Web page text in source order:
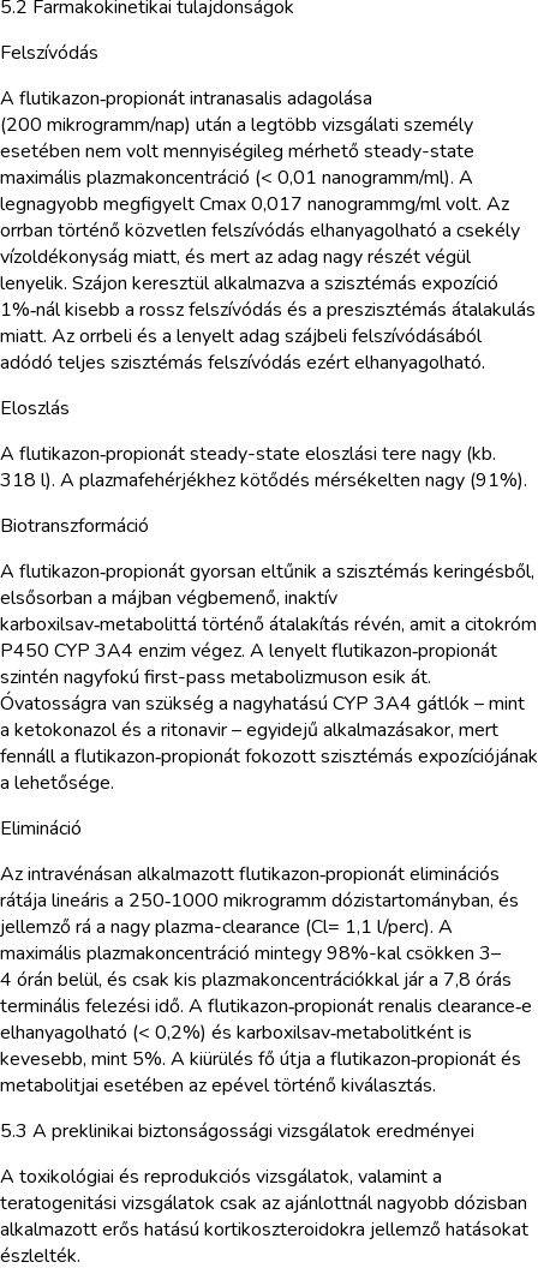
5.2 Farmakokinetikai tulajdonságok
Felszívódás
A flutikazon‑propionát intranasalis adagolása
(200 mikrogramm/nap) után a legtöbb vizsgálati személy
esetében nem volt mennyiségileg mérhető steady-state
maximális plazmakoncentráció (< 0,01 nanogramm/ml). A
legnagyobb megfigyelt Cmax 0,017 nanogrammg/ml volt. Az
orrban történő közvetlen felszívódás elhanyagolható a csekély
vízoldékonyság miatt, és mert az adag nagy részét végül
lenyelik. Szájon keresztül alkalmazva a szisztémás expozíció
1%‑nál kisebb a rossz felszívódás és a preszisztémás átalakulás
miatt. Az orrbeli és a lenyelt adag szájbeli felszívódásából
adódó teljes szisztémás felszívódás ezért elhanyagolható.
Eloszlás
A flutikazon‑propionát steady-state eloszlási tere nagy (kb.
318 l). A plazmafehérjékhez kötődés mérsékelten nagy (91%).
Biotranszformáció
A flutikazon‑propionát gyorsan eltűnik a szisztémás keringésből,
elsősorban a májban végbemenő, inaktív
karboxilsav‑metabolittá történő átalakítás révén, amit a citokróm
P450 CYP 3A4 enzim végez. A lenyelt flutikazon‑propionát
szintén nagyfokú first-pass metabolizmuson esik át.
Óvatosságra van szükség a nagyhatású CYP 3A4 gátlók – mint
a ketokonazol és a ritonavir – egyidejű alkalmazásakor, mert
fennáll a flutikazon‑propionát fokozott szisztémás expozíciójának
a lehetősége.
Elimináció
Az intravénásan alkalmazott flutikazon‑propionát eliminációs
rátája lineáris a 250‑1000 mikrogramm dózistartományban, és
jellemző rá a nagy plazma-clearance (Cl= 1,1 l/perc). A
maximális plazmakoncentráció mintegy 98%-kal csökken 3–
4 órán belül, és csak kis plazmakoncentrációkkal jár a 7,8 órás
terminális felezési idő. A flutikazon‑propionát renalis clearance‑e
elhanyagolható (< 0,2%) és karboxilsav‑metabolitként is
kevesebb, mint 5%. A kiürülés fő útja a flutikazon‑propionát és
metabolitjai esetében az epével történő kiválasztás.
5.3 A preklinikai biztonságossági vizsgálatok eredményei
A toxikológiai és reprodukciós vizsgálatok, valamint a
teratogenitási vizsgálatok csak az ajánlottnál nagyobb dózisban
alkalmazott erős hatású kortikoszteroidokra jellemző hatásokat
észlelték.